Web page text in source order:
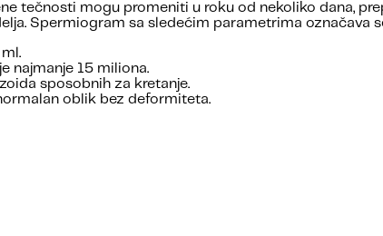
tečnosti mogu promeniti u roku od nekoliko dana,
Spermiogram sa sledećim parametrima označava
najmanje 15 miliona.
sposobnih za kretanje.
oblik bez deformiteta.